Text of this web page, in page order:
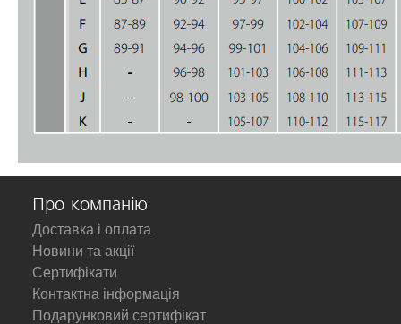
Про компанію
Доставка і оплата
Новини та акції
Сертифікати
Контактна інформація
Подарунковий сертифікат